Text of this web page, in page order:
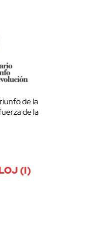
de la
de la
(I)